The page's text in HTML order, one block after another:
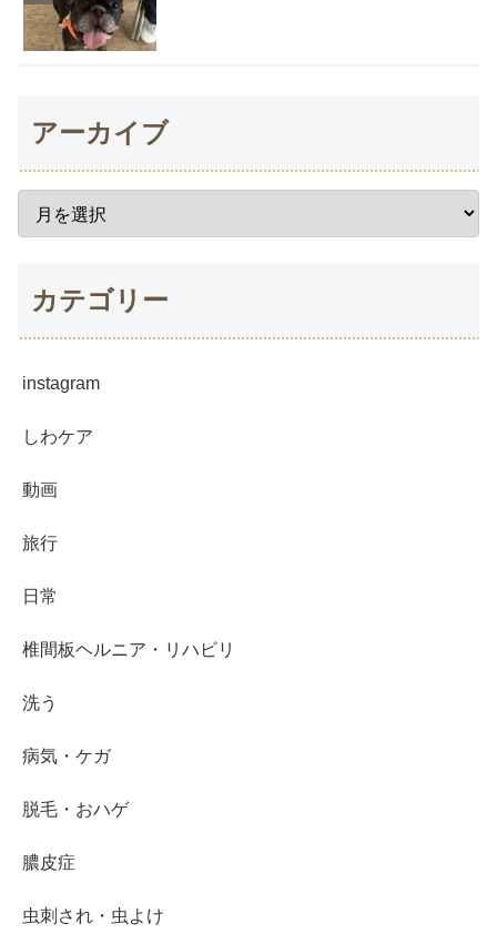
アーカイブ
カテゴリー
instagram
しわケア
動画
旅行
日常
椎間板ヘルニア・リハビリ
洗う
病気・ケガ
脱毛・おハゲ
膿皮症
虫刺され・虫よけ